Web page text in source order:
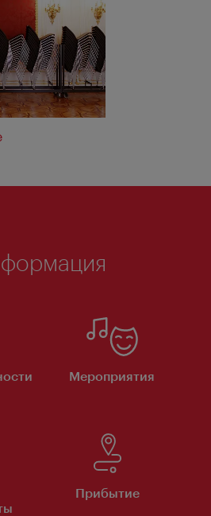
Мероприятия
Прибытие